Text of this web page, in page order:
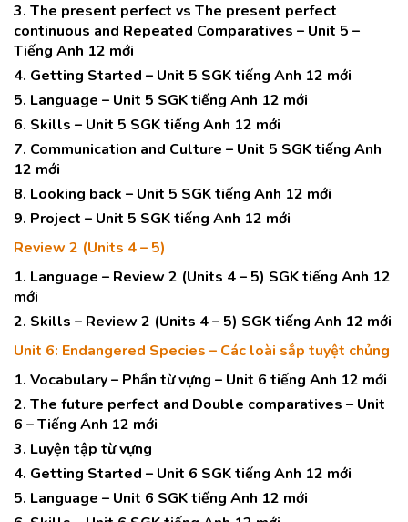
3. The present perfect vs The present perfect
continuous and Repeated Comparatives – Unit 5 –
Tiếng Anh 12 mới
4. Getting Started – Unit 5 SGK tiếng Anh 12 mới
5. Language – Unit 5 SGK tiếng Anh 12 mới
6. Skills – Unit 5 SGK tiếng Anh 12 mới
7. Communication and Culture – Unit 5 SGK tiếng Anh
12 mới
8. Looking back – Unit 5 SGK tiếng Anh 12 mới
9. Project – Unit 5 SGK tiếng Anh 12 mới
Review 2 (Units 4 – 5)
1. Language – Review 2 (Units 4 – 5) SGK tiếng Anh 12
mới
2. Skills – Review 2 (Units 4 – 5) SGK tiếng Anh 12 mới
Unit 6: Endangered Species – Các loài sắp tuyệt chủng
1. Vocabulary – Phần từ vựng – Unit 6 tiếng Anh 12 mới
2. The future perfect and Double comparatives – Unit
6 – Tiếng Anh 12 mới
3. Luyện tập từ vựng
4. Getting Started – Unit 6 SGK tiếng Anh 12 mới
5. Language – Unit 6 SGK tiếng Anh 12 mới